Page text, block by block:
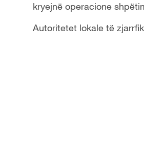
kryejnë operacione
Autoritetet lokale të